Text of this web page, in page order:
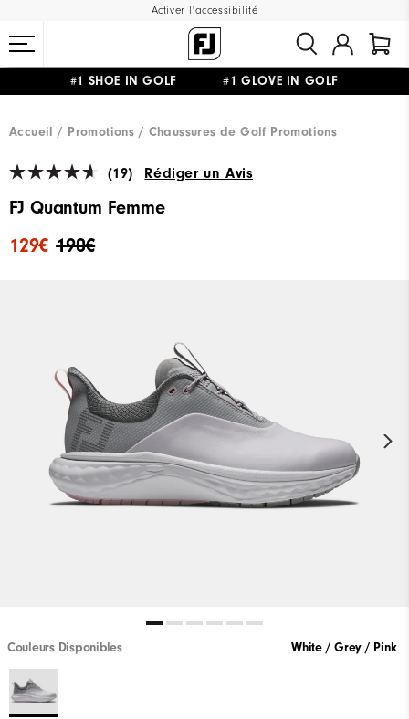
Activer l'accessibilité
#1 SHOE IN GOLF #1 GLOVE IN GOLF
Accueil
Promotions Chaussures de Golf Promotions
(19) Rédiger un Avis
FJ Quantum Femme
190€
129€
Couleurs Disponibles White / Grey / Pink